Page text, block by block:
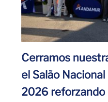
Cerramos
el Salão
2026